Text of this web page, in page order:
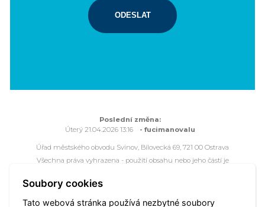
ODESLAT
Poslední změna:
Úterý 21.04.2026 13:16
- fucimanovalu
Úřad městského obvodu Svinov, Bílovecká 69, 721 00 Ostrava
Všechna práva vyhrazena - použití obsahu nebo jeho částí je
Webové stránky jsou ve správě společnosti
Soubory cookies
Tato webová stránka používá nezbytné soubory